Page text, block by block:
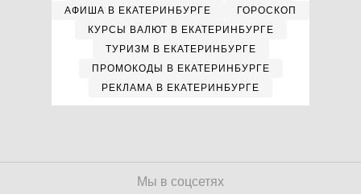
АФИША В ЕКАТЕРИНБУРГЕ
ГОРОСКОП
КУРСЫ ВАЛЮТ В ЕКАТЕРИНБУРГЕ
ТУРИЗМ В ЕКАТЕРИНБУРГЕ
ПРОМОКОДЫ В ЕКАТЕРИНБУРГЕ
РЕКЛАМА В ЕКАТЕРИНБУРГЕ
Мы в соцсетях